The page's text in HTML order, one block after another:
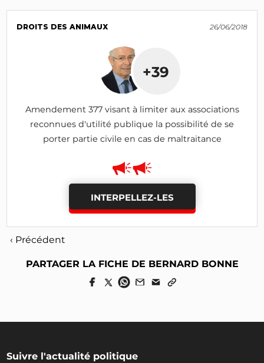
DROITS DES ANIMAUX 26/06/2018
+39
Amendement 377 visant à limiter aux associations
reconnues d'utilité publique la possibilité de se
porter partie civile en cas de maltraitance
INTERPELLEZ-LES
‹ Précédent
PARTAGER LA FICHE DE BERNARD BONNE
Suivre l'actualité politique